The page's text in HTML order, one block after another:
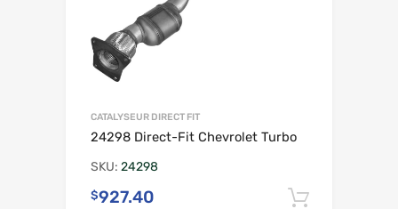
CATALYSEUR DIRECT FIT
24298 Direct-Fit Chevrolet Turbo
SKU: 24298
$927.40